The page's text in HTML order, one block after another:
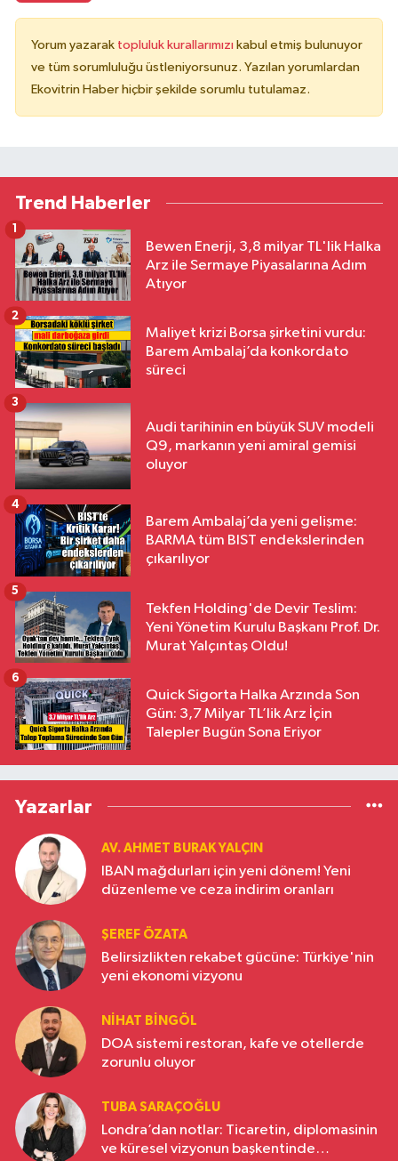
Yorum yazarak topluluk kurallarımızı kabul etmiş bulunuyor
ve tüm sorumluluğu üstleniyorsunuz. Yazılan yorumlardan
Ekovitrin Haber hiçbir şekilde sorumlu tutulamaz.
Trend Haberler
Bewen Enerji, 3,8 milyar TL'lik Halka
Arz ile Sermaye Piyasalarına Adım
Atıyor
1
Maliyet krizi Borsa şirketini vurdu:
Barem Ambalaj’da konkordato
süreci
2
Audi tarihinin en büyük SUV modeli
Q9, markanın yeni amiral gemisi
oluyor
3
Barem Ambalaj’da yeni gelişme:
BARMA tüm BIST endekslerinden
çıkarılıyor
4
Tekfen Holding'de Devir Teslim:
Yeni Yönetim Kurulu Başkanı Prof. Dr.
Murat Yalçıntaş Oldu!
5
Quick Sigorta Halka Arzında Son
Gün: 3,7 Milyar TL’lik Arz İçin
Talepler Bugün Sona Eriyor
6
Yazarlar
AV. AHMET BURAK YALÇIN
IBAN mağdurları için yeni dönem! Yeni
düzenleme ve ceza indirim oranları
ŞEREF ÖZATA
Belirsizlikten rekabet gücüne: Türkiye'nin
yeni ekonomi vizyonu
NIHAT BINGÖL
DOA sistemi restoran, kafe ve otellerde
zorunlu oluyor
TUBA SARAÇOĞLU
Londra’dan notlar: Ticaretin, diplomasinin
ve küresel vizyonun başkentinde